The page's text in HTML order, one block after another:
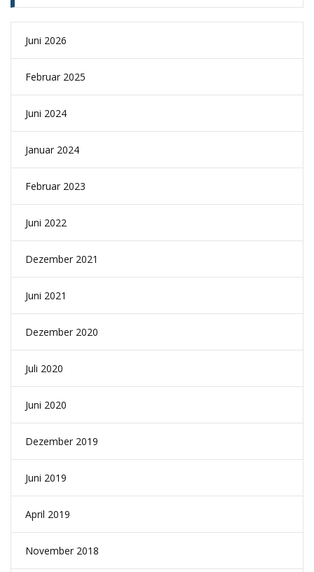
Juni 2026
Februar 2025
Juni 2024
Januar 2024
Februar 2023
Juni 2022
Dezember 2021
Juni 2021
Dezember 2020
Juli 2020
Juni 2020
Dezember 2019
Juni 2019
April 2019
November 2018